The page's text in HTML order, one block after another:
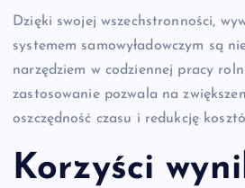
Dzięki swojej wszechstronności,
systemem samowyładowczym są
narzędziem w codziennej pracy
zastosowanie pozwala na
oszczędność czasu i redukcję
Korzyści